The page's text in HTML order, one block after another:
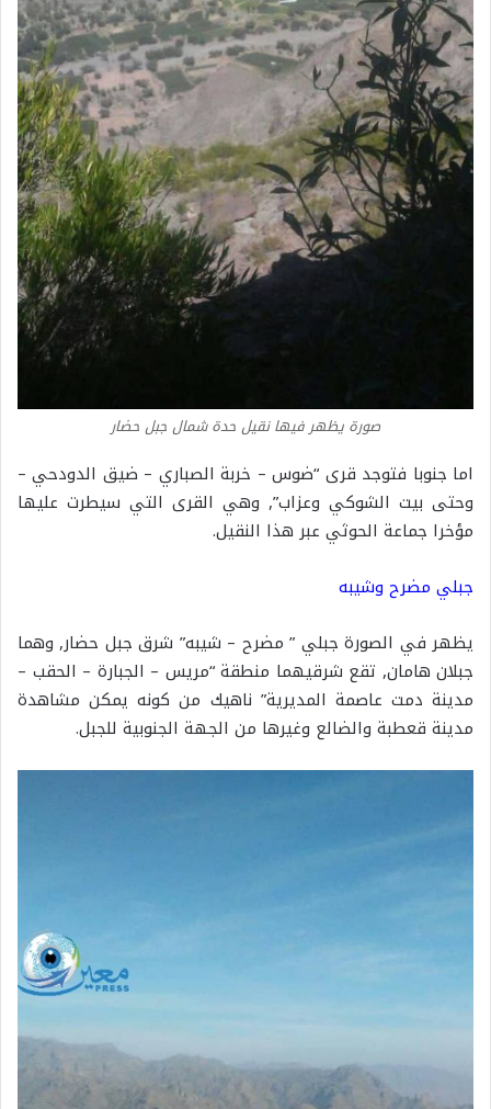
صورة يظهر فيها نقيل حدة شمال جبل حضار
اما جنوبا فتوجد قرى “ضوس – خربة الصباري – ضيق الدودحي –
وحتى بيت الشوكي وعزاب”, وهي القرى التي سيطرت عليها
مؤخرا جماعة الحوثي عبر هذا النقيل.
جبلي مضرح وشيبه
يظهر في الصورة جبلي ” مضرح – شيبه” شرق جبل حضار, وهما
جبلان هامان, تقع شرقيهما منطقة “مريس – الجبارة – الحقب –
مدينة دمت عاصمة المديرية” ناهيك من كونه يمكن مشاهدة
مدينة قعطبة والضالع وغيرها من الجهة الجنوبية للجبل.